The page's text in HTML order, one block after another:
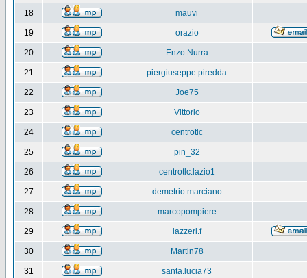
18 mauvi
19 orazio
20 Enzo Nurra
21 piergiuseppe.piredda
22 Joe75
23 Vittorio
24 centrotlc
25 pin_32
26 centrotlc.lazio1
27 demetrio.marciano
28 marcopompiere
29 lazzeri.f
30 Martin78
31 santa.lucia73